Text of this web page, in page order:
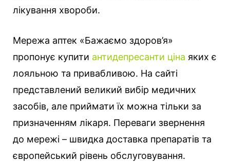
лікування хвороби.
Мережа аптек «Бажаємо здоров’я»
пропонує купити антидепресанти ціна яких є
лояльною та привабливою. На сайті
представлений великий вибір медичних
засобів, але приймати їх можна тільки за
призначенням лікаря. Переваги звернення
до мережі – швидка доставка препаратів та
європейський рівень обслуговування.